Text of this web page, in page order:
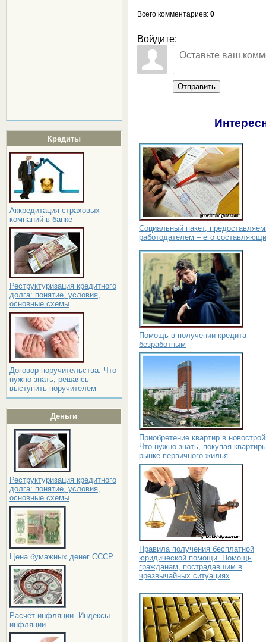
Кредиты
Аккредитация страховых
компаний в банке
Реструктуризация кредитного
долга: понятие, условия,
основные схемы
Договор поручительства. Что
нужно знать, решаясь
выступить поручителем
Деньги
Реструктуризация кредитного
долга: понятие, условия,
основные схемы
Цена бумажных денег СССР
Расчёт инфляции. Индексы
инфляции
Всего комментариев: 0
Войдите:
Отправить
Социальный пакет,
работодателем – его
Помощь в получении кредита
безработным
Приобретение квартир в
Что нужно знать, покупая
рынке первичного жилья
Правила получения бесплатной
юридической помощи. Помощь
гражданам, пострадавшим в
чрезвычайных ситуациях